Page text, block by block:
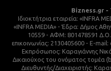
Bizness.gr -
Ιδιοκτήτρια εταιρεία: «INFRA
«INFRA MEDIA» - Έδρα: Δήμος
10559 - ΑΦΜ: 801478591
επικοινωνίας: 2130405600 - E-
Εκπρόσωπος: Καραγιάννης
Δικαιούχος του ονόματος τομέα
Διευθυντής/Διαχειριστής: